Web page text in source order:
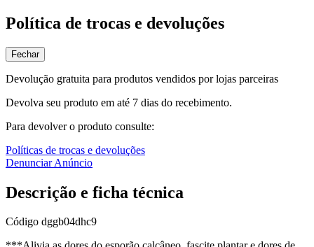
Política de trocas e devoluções
Fechar
Devolução gratuita para produtos vendidos por lojas parceiras
Devolva seu produto em até 7 dias do recebimento.
Para devolver o produto consulte:
Políticas de trocas e devoluções
Denunciar Anúncio
Descrição e ficha técnica
Código dggb04dhc9